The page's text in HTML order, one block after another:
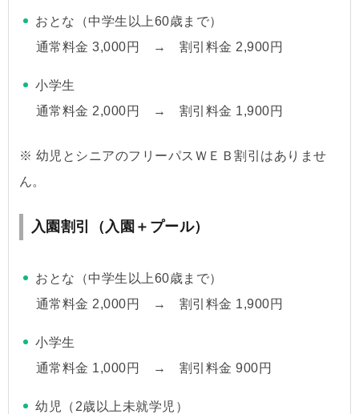
おとな（中学生以上60歳まで）
通常料金 3,000円 → 割引料金 2,900円
小学生
通常料金 2,000円 → 割引料金 1,900円
※ 幼児とシニアのフリーパスＷＥＢ割引はありませ
ん。
入園割引（入園＋プール）
おとな（中学生以上60歳まで）
通常料金 2,000円 → 割引料金 1,900円
小学生
通常料金 1,000円 → 割引料金 900円
幼児（2歳以上未就学児）